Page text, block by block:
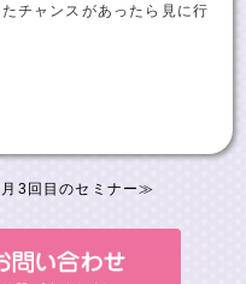
チャンスがあったら見に行
3回目のセミナー≫